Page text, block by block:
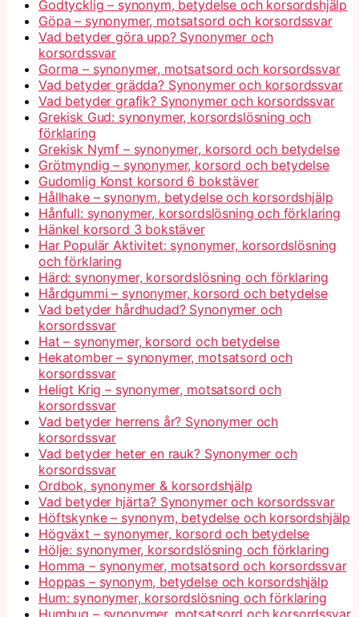
Godtycklig – synonym, betydelse och korsordshjälp
Göpa – synonymer, motsatsord och korsordssvar
Vad betyder göra upp? Synonymer och
korsordssvar
Gorma – synonymer, motsatsord och korsordssvar
Vad betyder grädda? Synonymer och korsordssvar
Vad betyder grafik? Synonymer och korsordssvar
Grekisk Gud: synonymer, korsordslösning och
förklaring
Grekisk Nymf – synonymer, korsord och betydelse
Grötmyndig – synonymer, korsord och betydelse
Gudomlig Konst korsord 6 bokstäver
Hållhake – synonym, betydelse och korsordshjälp
Hånfull: synonymer, korsordslösning och förklaring
Hänkel korsord 3 bokstäver
Har Populär Aktivitet: synonymer, korsordslösning
och förklaring
Härd: synonymer, korsordslösning och förklaring
Hårdgummi – synonymer, korsord och betydelse
Vad betyder hårdhudad? Synonymer och
korsordssvar
Hat – synonymer, korsord och betydelse
Hekatomber – synonymer, motsatsord och
korsordssvar
Heligt Krig – synonymer, motsatsord och
korsordssvar
Vad betyder herrens år? Synonymer och
korsordssvar
Vad betyder heter en rauk? Synonymer och
korsordssvar
Ordbok, synonymer & korsordshjälp
Vad betyder hjärta? Synonymer och korsordssvar
Höftskynke – synonym, betydelse och korsordshjälp
Högväxt – synonymer, korsord och betydelse
Hölje: synonymer, korsordslösning och förklaring
Homma – synonymer, motsatsord och korsordssvar
Hoppas – synonym, betydelse och korsordshjälp
Hum: synonymer, korsordslösning och förklaring